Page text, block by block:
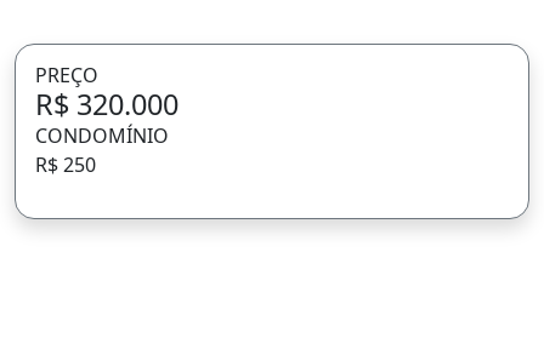
PREÇO
R$ 320.000
CONDOMÍNIO
R$ 250